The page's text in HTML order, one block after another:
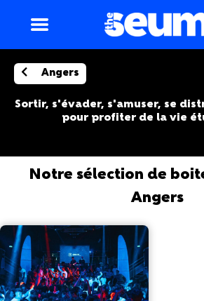
Angers
Sortir, s'évader, s'amuser, se
pour profiter de la vie
Notre sélection de
Angers